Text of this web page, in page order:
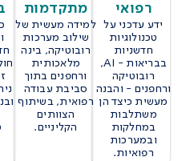
רפואי
ידע עדכני על
טכנולוגיות
חדשניות
בבריאות - AI,
רובוטיקה
ורחפנים - והבנה
מעשית כיצד הן
משתלבות
במחלקות
ובמערכות
רפואיות.
מתקדמות
למידה מעשית של
שילוב מערכות
רובוטיקה, בינה
מלאכותית
ורחפנים בתוך
סביבת עבודה
רפואית, בשיתוף
הצוותים
הקליניים.